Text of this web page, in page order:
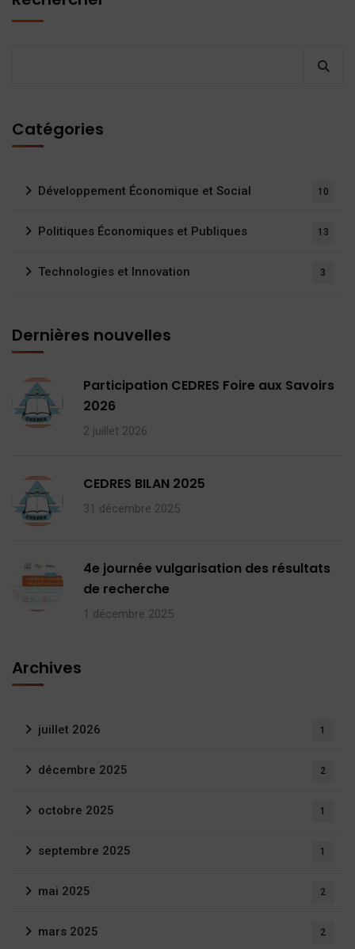
Catégories
Développement Économique et Social 10
Politiques Économiques et Publiques 13
Technologies et Innovation 3
Dernières nouvelles
Participation CEDRES Foire aux Savoirs
2026
2 juillet 2026
CEDRES BILAN 2025
31 décembre 2025
4e journée vulgarisation des résultats
de recherche
1 décembre 2025
Archives
juillet 2026 1
décembre 2025 2
octobre 2025 1
septembre 2025 1
mai 2025 2
mars 2025 2